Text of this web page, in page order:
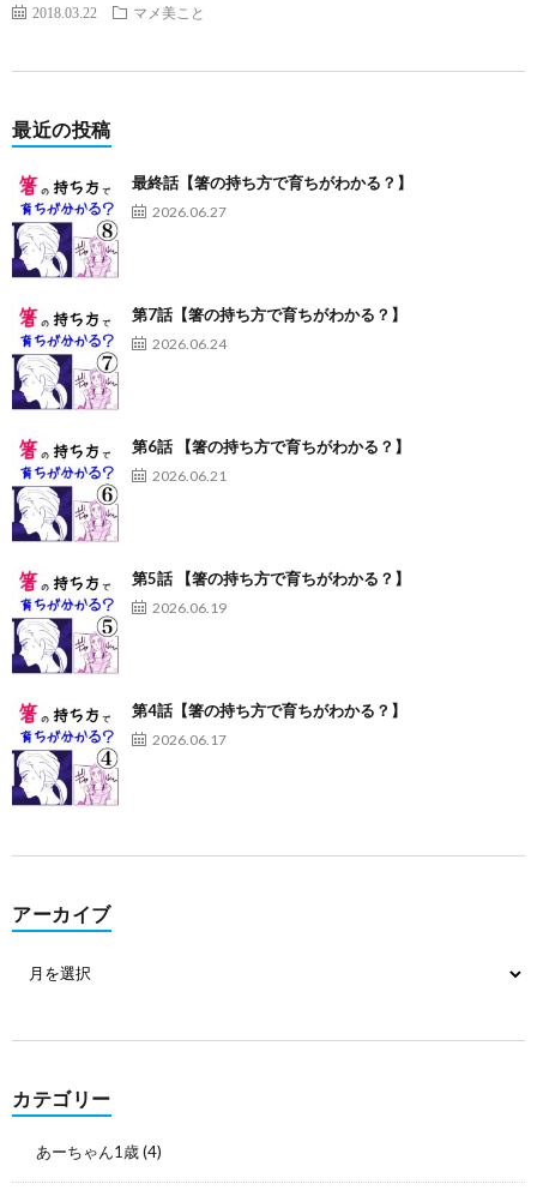
2018.03.22 マメ美こと
最近の投稿
最終話【箸の持ち方で育ちがわかる？】
2026.06.27
第7話【箸の持ち方で育ちがわかる？】
2026.06.24
第6話 【箸の持ち方で育ちがわかる？】
2026.06.21
第5話 【箸の持ち方で育ちがわかる？】
2026.06.19
第4話【箸の持ち方で育ちがわかる？】
2026.06.17
アーカイブ
カテゴリー
あーちゃん1歳(4)